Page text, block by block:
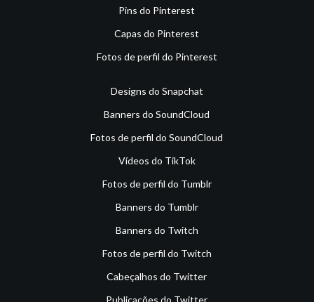
Pins do Pinterest
Capas do Pinterest
Fotos de perfil do Pinterest
Designs do Snapchat
Banners do SoundCloud
Fotos de perfil do SoundCloud
Vídeos do TikTok
Fotos de perfil do Tumblr
Banners do Tumblr
Banners do Twitch
Fotos de perfil do Twitch
Cabeçalhos do Twitter
Publicações do Twitter